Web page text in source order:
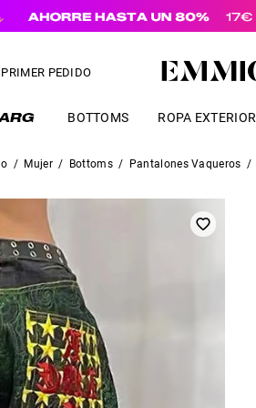
PEDIDO
BOTTOMS ROPA EXTERIOR
/ Mujer / Bottoms / Pantalones Vaqueros /